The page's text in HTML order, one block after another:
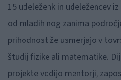
15 udeleženk in udeležencev
od mladih nog zanima
prihodnost že usmerjajo v
študij fizike ali matematike.
projekte vodijo mentorji,